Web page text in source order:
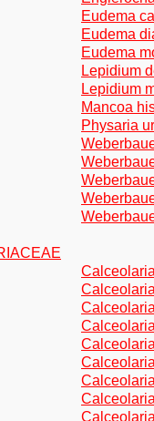
Eudema
Eudema
Eudema
Lepidium
Lepidium
Mancoa
Physaria